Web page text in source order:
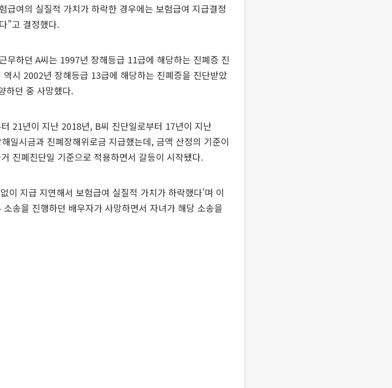
급여의 실질적 가치가 하락한 경우에는 보험급여 지급결정
”고 결정했다.
무하던 A씨는 1997년 장해등급 11급에 해당하는 진폐증 진
시 2002년 장해등급 13급에 해당하는 진폐증을 진단받았
하던 중 사망했다.
21년이 지난 2018년, B씨 진단일로부터 17년이 지난
일시금과 진폐장해위로금 지급했는데, 금액 산정의 기준이
진폐진단일 기준으로 적용하면서 갈등이 시작됐다.
이 지급 지연해서 보험급여 실질적 가치가 하락했다'며 이
송을 진행하던 배우자가 사망하면서 자녀가 해당 소송을